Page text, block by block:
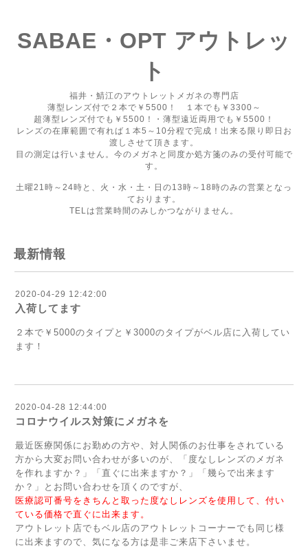
SABAE・OPT アウトレッ
ト
福井・鯖江のアウトレットメガネの専門店
薄型レンズ付で２本で￥5500！ １本でも￥3300～
超薄型レンズ付でも￥5500！・薄型遠近両用でも￥5500！
レンズの在庫範囲で有れば１本5～10分程で完成！出来る限り即日お
渡しさせて頂きます。
目の測定は行いません。今のメガネと同度か処方箋のみの受付可能で
す。
土曜21時～24時と、火・水・土・日の13時～18時のみの営業となっ
ております。
TELは営業時間のみしかつながりません。
最新情報
2020-04-29 12:42:00
入荷してます
２本で￥5000のタイプと￥3000のタイプがベル店に入荷してい
ます！
2020-04-28 12:44:00
コロナウイルス対策にメガネを
最近医療関係にお勤めの方や、対人関係のお仕事をされている
方から大変お問い合わせが多いのが、「度なしレンズのメガネ
を作れますか？」「直ぐに出来ますか？」「幾らで出来ます
か？」とお問い合わせを頂くのですが、
医療認可番号をきちんと取った度なしレンズを使用して、付い
ている価格で直ぐに出来ます。
アウトレット店でもベル店のアウトレットコーナーでも同じ様
に出来ますので、気になる方は是非ご来店下さいませ。